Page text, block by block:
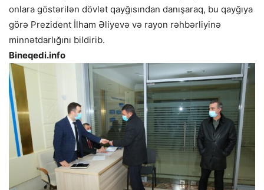
onlara göstərilən dövlət qayğısından danışaraq, bu qayğıya
görə Prezident İlham Əliyevə və rayon rəhbərliyinə
minnətdarlığını bildirib.
Bineqedi.info